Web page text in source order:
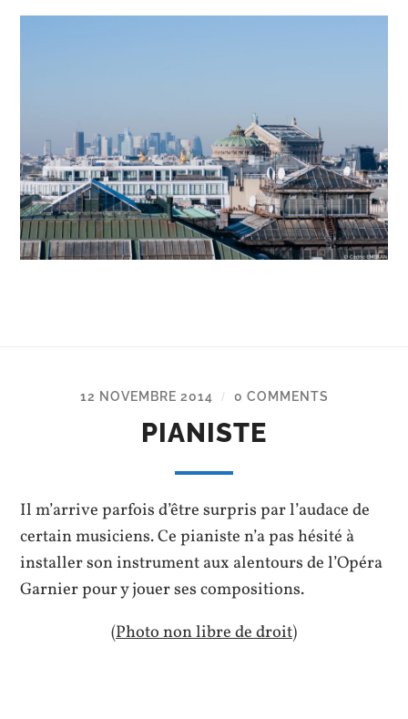
12 NOVEMBRE 2014 / 0 COMMENTS
PIANISTE
Il m’arrive parfois d’être surpris par l’audace de
certain musiciens. Ce pianiste n’a pas hésité à
installer son instrument aux alentours de l’Opéra
Garnier pour y jouer ses compositions.
(Photo non libre de droit)